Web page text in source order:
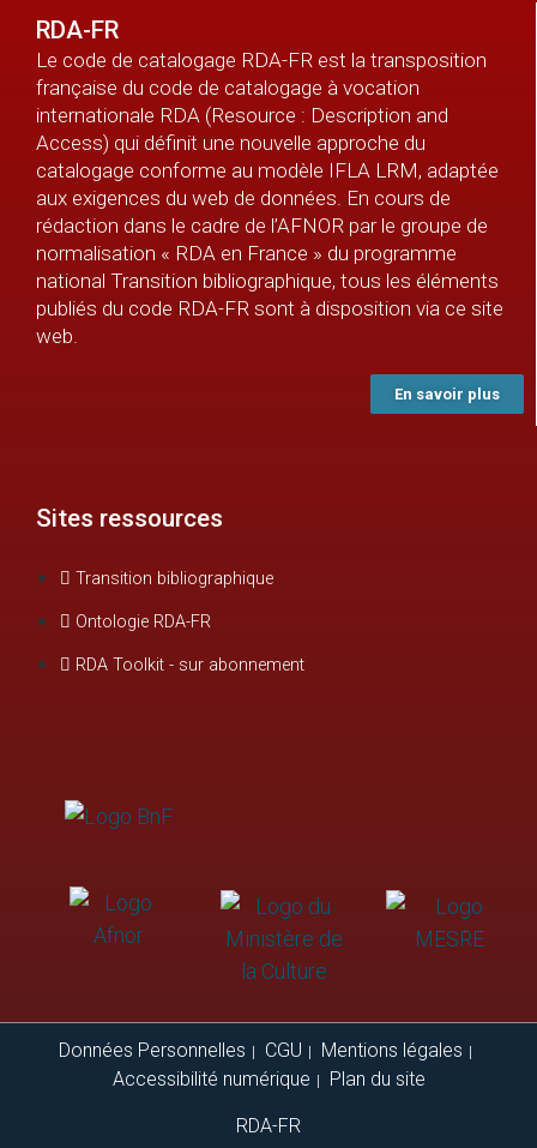
RDA-FR
Le code de catalogage RDA-FR est la transposition
française du code de catalogage à vocation
internationale RDA (Resource : Description and
Access) qui définit une nouvelle approche du
catalogage conforme au modèle IFLA LRM, adaptée
aux exigences du web de données. En cours de
rédaction dans le cadre de l’AFNOR par le groupe de
normalisation « RDA en France » du programme
national Transition bibliographique, tous les éléments
publiés du code RDA-FR sont à disposition via ce site
web.
En savoir plus
Sites ressources
Transition bibliographique
Ontologie RDA-FR
RDA Toolkit - sur abonnement
Données Personnelles CGU
Mentions légales
Accessibilité numérique
Plan du site
RDA-FR